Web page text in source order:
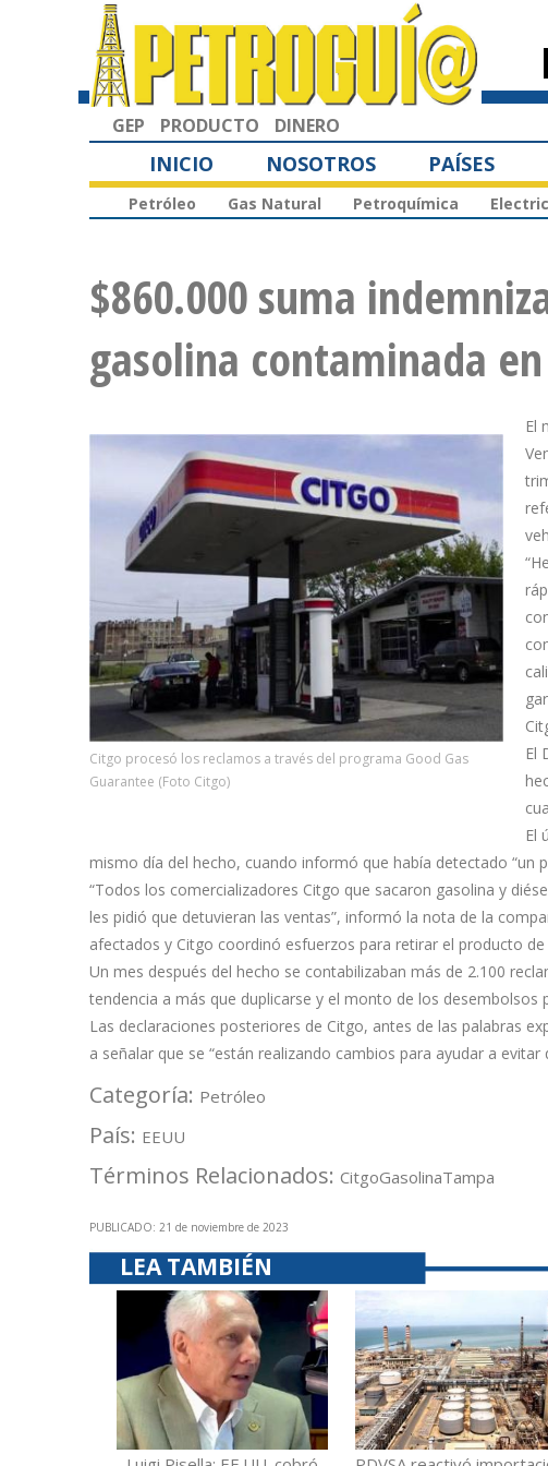
GEP PRODUCTO DINERO
INICIO NOSOTROS PAÍSES
Petróleo Gas Natural Petroquímica
$860.000 suma
gasolina contaminada
Citgo procesó los reclamos a través del programa Good Gas
Guarantee (Foto Citgo)
El
El
El
mismo día del hecho, cuando informó que había detectado “un
“Todos los comercializadores Citgo que sacaron gasolina y
les pidió que detuvieran las ventas”, informó la nota de la
afectados y Citgo coordinó esfuerzos para retirar el producto
Un mes después del hecho se contabilizaban más de 2.100
tendencia a más que duplicarse y el monto de los desembolsos
Las declaraciones posteriores de Citgo, antes de las palabras
a señalar que se “están realizando cambios para ayudar a evitar
Categoría: Petróleo
País: EEUU
Términos Relacionados: CitgoGasolinaTampa
PUBLICADO: 21 de noviembre de 2023
LEA TAMBIÉN